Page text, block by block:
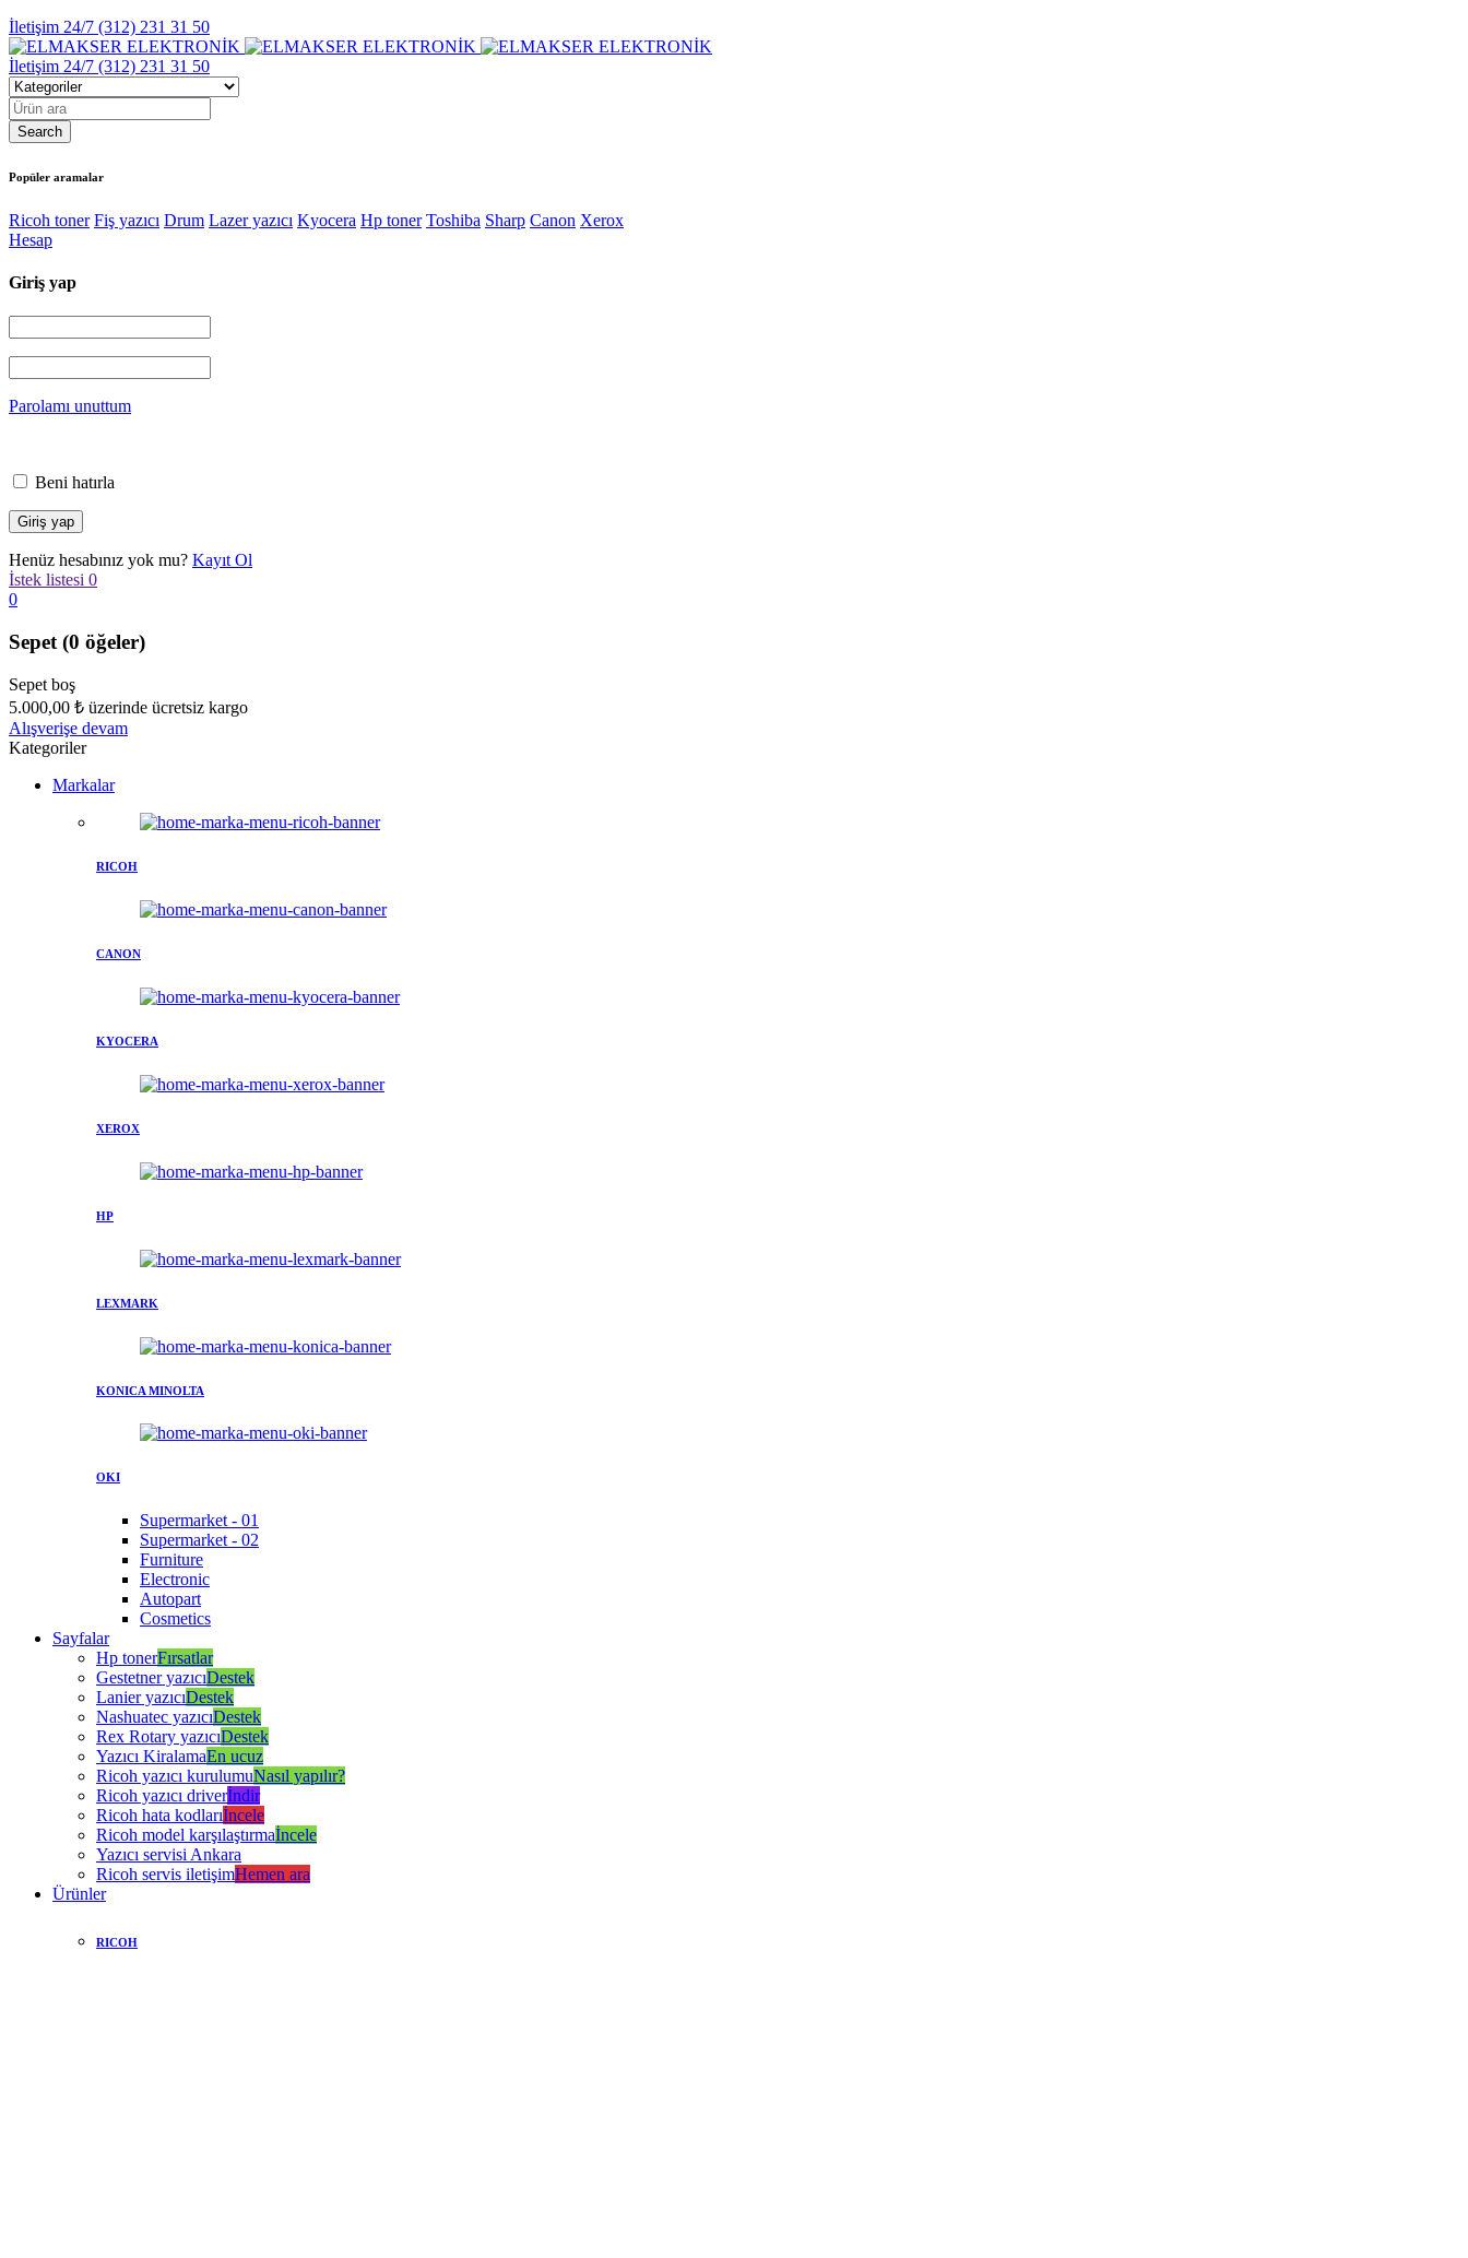
İletişim 24/7 (312) 231 31 50
İletişim 24/7 (312) 231 31 50
Popüler aramalar
Ricoh toner Fiş yazıcı Drum Lazer yazıcı Kyocera Hp toner Toshiba Sharp Canon Xerox
Hesap
Giriş yap
Parolamı unuttum
Beni hatırla
Henüz hesabınız yok mu? Kayıt Ol
İstek listesi 0
0
Sepet (0 öğeler)
Sepet boş
5.000,00 ₺ üzerinde ücretsiz kargo
Alışverişe devam
Kategoriler
Markalar
RICOH
CANON
KYOCERA
XEROX
HP
LEXMARK
KONICA MINOLTA
OKI
Supermarket - 01
Supermarket - 02
Furniture
Electronic
Autopart
Cosmetics
Sayfalar
Hp tonerFırsatlar
Gestetner yazıcıDestek
Lanier yazıcıDestek
Nashuatec yazıcıDestek
Rex Rotary yazıcıDestek
Yazıcı KiralamaEn ucuz
Ricoh yazıcı kurulumuNasıl yapılır?
Ricoh yazıcı driverİndir
Ricoh hata kodlarıİncele
Ricoh model karşılaştırmaİncele
Yazıcı servisi Ankara
Ricoh servis iletişimHemen ara
Ürünler
RICOH